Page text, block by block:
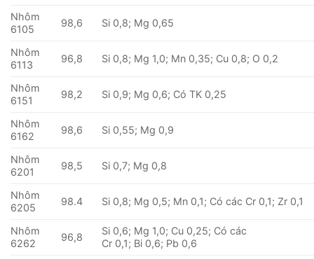
Nhôm
6105
98,6 Si 0,8; Mg 0,65
Nhôm
6113
96,8 Si 0,8; Mg 1,0; Mn 0,35; Cu 0,8; O 0,2
Nhôm
6151
98,2 Si 0,9; Mg 0,6; Có TK 0,25
Nhôm
6162
98,6 Si 0,55; Mg 0,9
Nhôm
6201
98,5 Si 0,7; Mg 0,8
Nhôm
6205
98.4 Si 0,8; Mg 0,5; Mn 0,1; Có các Cr 0,1; Zr 0,1
Nhôm
6262
96,8
Si 0,6; Mg 1,0; Cu 0,25; Có các
Cr 0,1; Bi 0,6; Pb 0,6